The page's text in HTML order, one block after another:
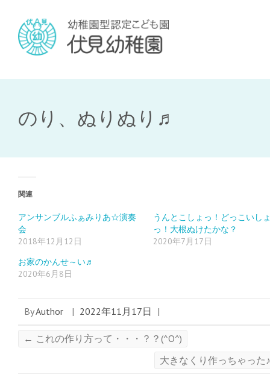
のり、ぬりぬり♬
関連
アンサンブルふぁみりあ☆演奏
会
2018年12月12日
うんとこしょっ！どっこいし
っ！大根ぬけたかな？
2020年7月17日
お家のかんせ～い♬
2020年6月8日
ByAuthor | 2022年11月17日 |
← これの作り方って・・・？？(^O^)
大きなくり作っちゃった